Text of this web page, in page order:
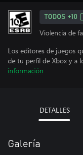
TODOS +10
Violencia de
Los editores de juegos
de tu perfil de Xbox y a
información
DETALLES
Galería